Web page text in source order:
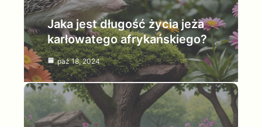
Jaka jest długość życia jeża
karłowatego afrykańskiego?
paź 18, 2024